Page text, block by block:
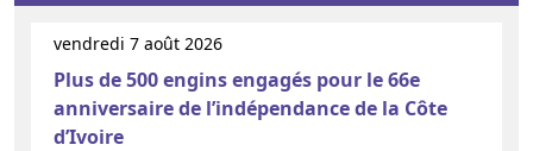
vendredi 7 août 2026
Plus de 500 engins engagés pour le 66e
anniversaire de l’indépendance de la Côte
d’Ivoire